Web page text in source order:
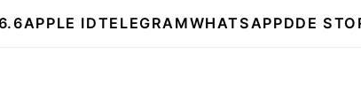
APPLE IDTELEGRAMWHATSAPPDDE